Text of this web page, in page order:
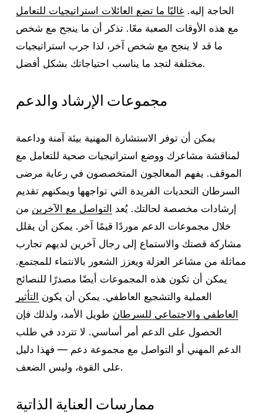
الحاجة إليه.غالبًا ما تضع العائلات استراتيجيات للتعامل
مع هذه الأوقات الصعبة معًا. تذكر أن ما ينجح مع شخص
ما قد لا ينجح مع شخص آخر، لذا جرب استراتيجيات
مختلفة لتجد ما يناسب احتياجاتك بشكل أفضل.
مجموعات الإرشاد والدعم
يمكن أن توفر الاستشارة المهنية بيئة آمنة وداعمة
لمناقشة مشاعرك ووضع استراتيجيات صحية للتعامل مع
الموقف. يفهم المعالجون المتخصصون في رعاية مرضى
السرطان التحديات الفريدة التي تواجهها ويمكنهم تقديم
إرشادات مخصصة لحالتك. يُعد التواصل مع الآخرين من
خلال مجموعات الدعم موردًا قيمًا آخر. يمكن أن يقلل
مشاركة قصتك والاستماع إلى رجال آخرين لديهم تجارب
مماثلة من مشاعر العزلة ويعزز الشعور بالانتماء للمجتمع.
يمكن أن تكون هذه المجموعات أيضًا مصدرًا للنصائح
العملية والتشجيع العاطفي. يمكن أن يكون التأثير
العاطفي والاجتماعي للسرطان طويل الأمد، ولذلك فإن
الحصول على الدعم أمر أساسي. لا تتردد في طلب
الدعم المهني أو التواصل مع مجموعة دعم — فهذا دليل
على القوة، وليس الضعف.
ممارسات العناية الذاتية